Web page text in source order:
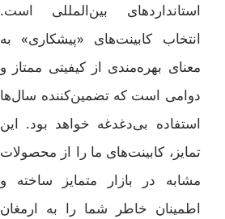
استانداردهای بین‌المللی است.
انتخاب کابینت‌های «پیشکاری» به
معنای بهره‌مندی از کیفیتی ممتاز و
دوامی است که تضمین‌کننده سال‌ها
استفاده بی‌دغدغه خواهد بود. این
تمایز، کابینت‌های ما را از محصولات
مشابه در بازار متمایز ساخته و
اطمینان خاطر شما را به ارمغان